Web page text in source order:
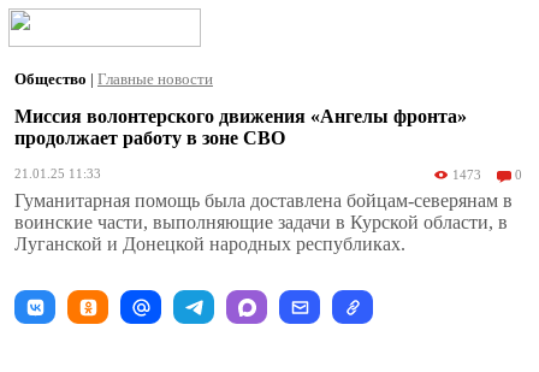
Общество | Главные новости
Миссия волонтерского движения «Ангелы фронта»
продолжает работу в зоне СВО
21.01.25 11:33 1473 0
Гуманитарная помощь была доставлена бойцам-северянам в
воинские части, выполняющие задачи в Курской области, в
Луганской и Донецкой народных республиках.